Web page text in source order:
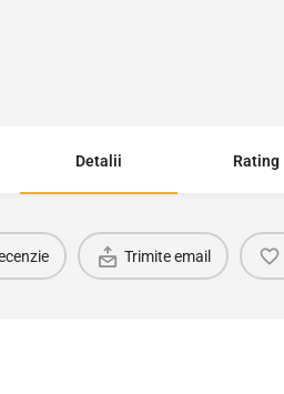
Detalii Rating
Trimite email